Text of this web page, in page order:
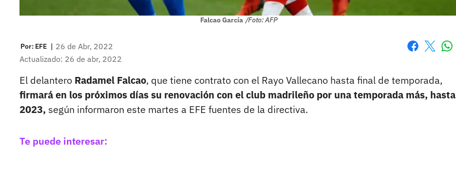
Falcao García /Foto: AFP
Por: EFE | 26 de Abr, 2022
Actualizado: 26 de abr, 2022
El delantero Radamel Falcao, que tiene contrato con el Rayo Vallecano hasta final de temporada,
firmará en los próximos días su renovación con el club madrileño por una temporada más, hasta
2023, según informaron este martes a EFE fuentes de la directiva.
Te puede interesar: